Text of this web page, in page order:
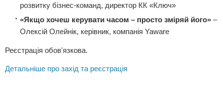
розвитку бізнес-команд, директор КК «Ключ»
«Якщо хочеш керувати часом – просто зміряй його» –
Олексій Олейнік, керівник, компанія Yaware
Реєстрація обов'язкова.
Детальніше про захід та реєстрація